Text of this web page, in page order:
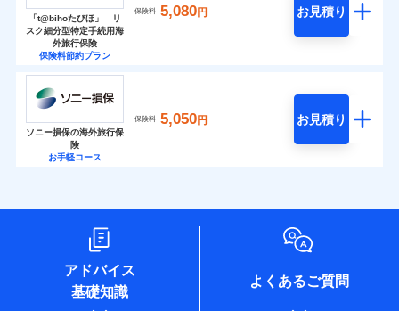
「t@bihoたびほ」 リ
スク細分型特定手続用海
外旅行保険
保険料節約プラン
保険料 5,080円 お見積り
ソニー損保の海外旅行保
険
お手軽コース
保険料 5,050円 お見積り
アドバイス
基礎知識
よくあるご質問